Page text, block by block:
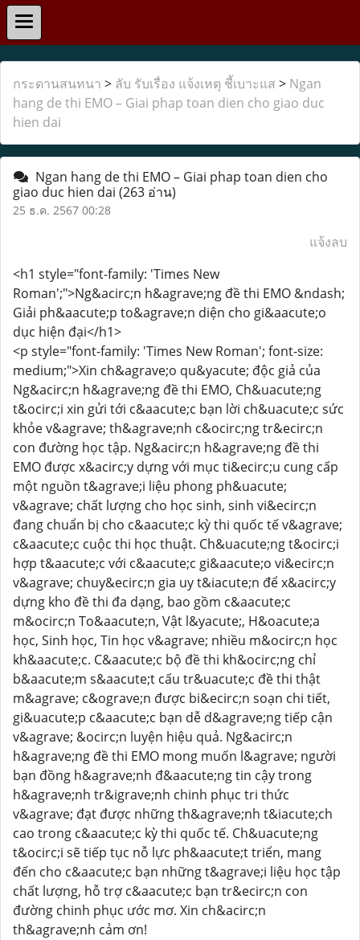
กระดานสนทนา > ลับ รับเรื่อง แจ้งเหตุ ชี้เบาะแส > Ngan
hang de thi EMO – Giai phap toan dien cho giao duc
hien dai
Ngan hang de thi EMO – Giai phap toan dien cho
giao duc hien dai (263 อ่าน)
25 ธ.ค. 2567 00:28
แจ้งลบ
<h1 style="font-family: 'Times New
Roman';">Ng&acirc;n h&agrave;ng đề thi EMO &ndash;
Giải ph&aacute;p to&agrave;n diện cho gi&aacute;o
dục hiện đại</h1>
<p style="font-family: 'Times New Roman'; font-size:
medium;">Xin ch&agrave;o qu&yacute; độc giả của
Ng&acirc;n h&agrave;ng đề thi EMO, Ch&uacute;ng
t&ocirc;i xin gửi tới c&aacute;c bạn lời ch&uacute;c sức
khỏe v&agrave; th&agrave;nh c&ocirc;ng tr&ecirc;n
con đường học tập. Ng&acirc;n h&agrave;ng đề thi
EMO được x&acirc;y dựng với mục ti&ecirc;u cung cấp
một nguồn t&agrave;i liệu phong ph&uacute;
v&agrave; chất lượng cho học sinh, sinh vi&ecirc;n
đang chuẩn bị cho c&aacute;c kỳ thi quốc tế v&agrave;
c&aacute;c cuộc thi học thuật. Ch&uacute;ng t&ocirc;i
hợp t&aacute;c với c&aacute;c gi&aacute;o vi&ecirc;n
v&agrave; chuy&ecirc;n gia uy t&iacute;n để x&acirc;y
dựng kho đề thi đa dạng, bao gồm c&aacute;c
m&ocirc;n To&aacute;n, Vật l&yacute;, H&oacute;a
học, Sinh học, Tin học v&agrave; nhiều m&ocirc;n học
kh&aacute;c. C&aacute;c bộ đề thi kh&ocirc;ng chỉ
b&aacute;m s&aacute;t cấu tr&uacute;c đề thi thật
m&agrave; c&ograve;n được bi&ecirc;n soạn chi tiết,
gi&uacute;p c&aacute;c bạn dễ d&agrave;ng tiếp cận
v&agrave; &ocirc;n luyện hiệu quả. Ng&acirc;n
h&agrave;ng đề thi EMO mong muốn l&agrave; người
bạn đồng h&agrave;nh đ&aacute;ng tin cậy trong
h&agrave;nh tr&igrave;nh chinh phục tri thức
v&agrave; đạt được những th&agrave;nh t&iacute;ch
cao trong c&aacute;c kỳ thi quốc tế. Ch&uacute;ng
t&ocirc;i sẽ tiếp tục nỗ lực ph&aacute;t triển, mang
đến cho c&aacute;c bạn những t&agrave;i liệu học tập
chất lượng, hỗ trợ c&aacute;c bạn tr&ecirc;n con
đường chinh phục ước mơ. Xin ch&acirc;n
th&agrave;nh cảm ơn!